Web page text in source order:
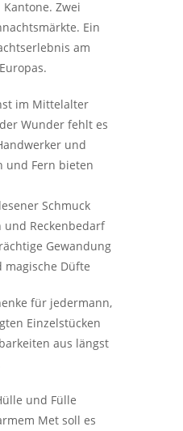
Kantone. Zwei
Ein
am
im Mittelalter
Wunder fehlt es
und
und Fern bieten
Schmuck
und Reckenbedarf
Gewandung
magische Düfte
für jedermann,
Einzelstücken
aus längst
und Fülle
Met soll es